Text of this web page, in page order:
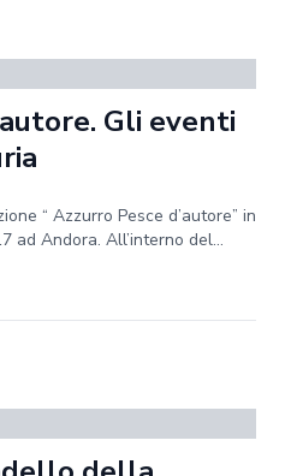
Gli eventi
“ Azzurro Pesce d’autore” in
ad Andora. All’interno del...